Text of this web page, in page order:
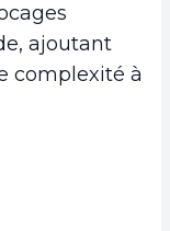
ajoutant
complexité à